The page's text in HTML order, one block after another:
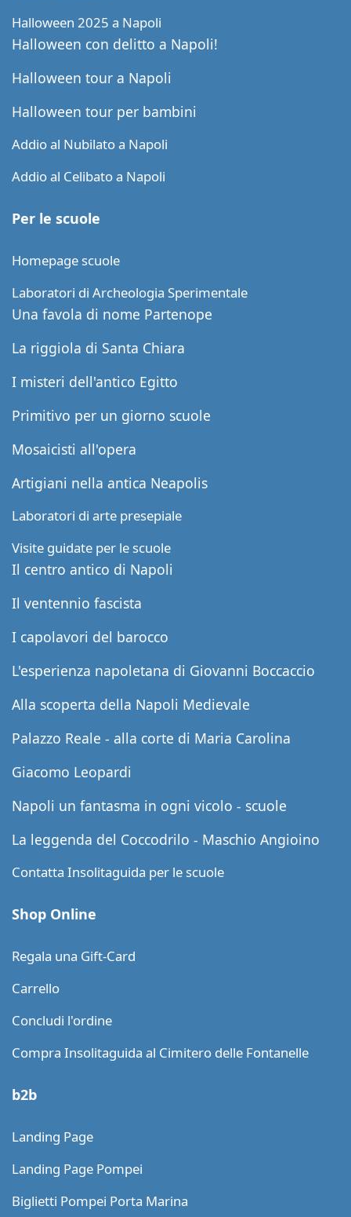
Halloween 2025 a Napoli
Halloween con delitto a Napoli!
Halloween tour a Napoli
Halloween tour per bambini
Addio al Nubilato a Napoli
Addio al Celibato a Napoli
Per le scuole
Homepage scuole
Laboratori di Archeologia Sperimentale
Una favola di nome Partenope
La riggiola di Santa Chiara
I misteri dell'antico Egitto
Primitivo per un giorno scuole
Mosaicisti all'opera
Artigiani nella antica Neapolis
Laboratori di arte presepiale
Visite guidate per le scuole
Il centro antico di Napoli
Il ventennio fascista
I capolavori del barocco
L'esperienza napoletana di Giovanni Boccaccio
Alla scoperta della Napoli Medievale
Palazzo Reale - alla corte di Maria Carolina
Giacomo Leopardi
Napoli un fantasma in ogni vicolo - scuole
La leggenda del Coccodrilo - Maschio Angioino
Contatta Insolitaguida per le scuole
Shop Online
Regala una Gift-Card
Carrello
Concludi l'ordine
Compra Insolitaguida al Cimitero delle Fontanelle
b2b
Landing Page
Landing Page Pompei
Biglietti Pompei Porta Marina